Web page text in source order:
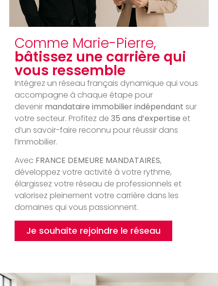
Comme Marie-Pierre,
bâtissez une carrière qui
vous ressemble
Intégrez un réseau français dynamique qui vous
accompagne à chaque étape pour
devenir mandataire immobilier indépendant sur
votre secteur. Profitez de 35 ans d’expertise et
d’un savoir-faire reconnu pour réussir dans
l’immobilier.
Avec FRANCE DEMEURE MANDATAIRES,
développez votre activité à votre rythme,
élargissez votre réseau de professionnels et
valorisez pleinement votre carrière dans les
domaines qui vous passionnent.
Je souhaite rejoindre le réseau